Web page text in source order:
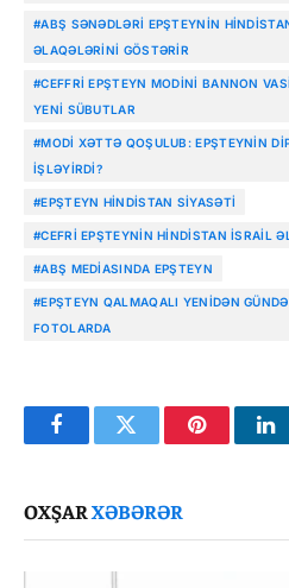
#ABŞ SƏNƏDLƏRI EPŞTEYNIN
ƏLAQƏLƏRINI GÖSTƏRIR
#CEFFRI EPŞTEYN MODINI BANNON
YENI SÜBUTLAR
#MODI XƏTTƏ QOŞULUB: EPŞTEYNIN
IŞLƏYIRDI?
#EPŞTEYN HINDISTAN SIYASƏTI
#CEFRI EPŞTEYNIN HINDISTAN İSRAIL
#ABŞ MEDIASINDA EPŞTEYN
#EPŞTEYN QALMAQALI YENIDƏN
FOTOLARDA
FacebookTwitter Pinterest
OXŞARXƏBƏRƏR